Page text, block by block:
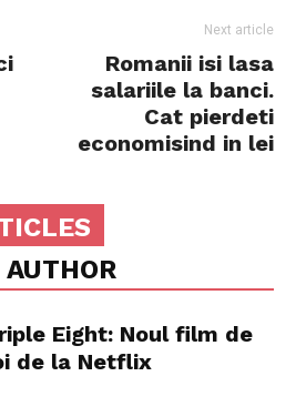
Next article
Romanii isi lasa
salariile la banci.
Cat pierdeti
economisind in lei
Eight: Noul film de
de la Netflix